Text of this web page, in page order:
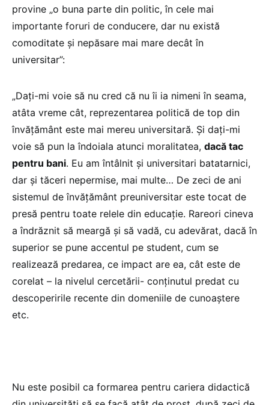
provine „o buna parte din politic, în cele mai
importante foruri de conducere, dar nu există
comoditate și nepăsare mai mare decât în
universitar”:
„Dați-mi voie să nu cred că nu îi ia nimeni în seama,
atâta vreme cât, reprezentarea politică de top din
învățământ este mai mereu universitară. Și dați-mi
voie să pun la îndoiala atunci moralitatea, dacă tac
pentru bani. Eu am întâlnit și universitari batatarnici,
dar și tăceri nepermise, mai multe… De zeci de ani
sistemul de învățământ preuniversitar este tocat de
presă pentru toate relele din educație. Rareori cineva
a îndrăznit să meargă și să vadă, cu adevărat, dacă în
superior se pune accentul pe student, cum se
realizează predarea, ce impact are ea, cât este de
corelat – la nivelul cercetării- conținutul predat cu
descoperirile recente din domeniile de cunoaștere
etc.
Nu este posibil ca formarea pentru cariera didactică